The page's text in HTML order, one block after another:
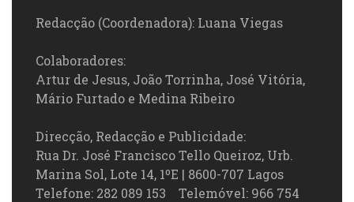
Redacção (Coordenadora): Luana Viegas
Colaboradores:
Artur de Jesus, João Torrinha, José Vitória,
Mário Furtado e Medina Ribeiro
Direcção, Redacção e Publicidade:
Rua Dr. José Francisco Tello Queiroz, Urb.
Marina Sol, Lote 14, 1ºE | 8600-707 Lagos
Telefone: 282 089 153 Telemóvel: 966 754